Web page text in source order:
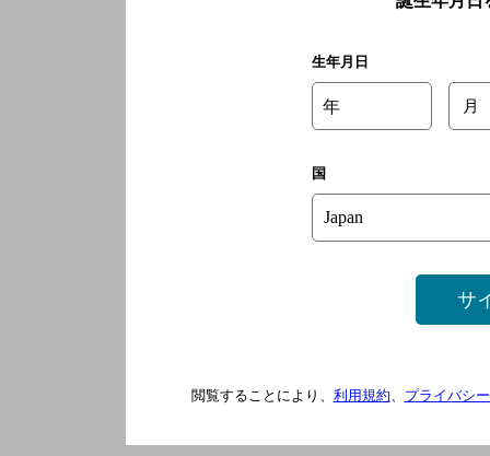
生年月日
年 月
国
サ
閲覧することにより、 利用規約 プライバシ